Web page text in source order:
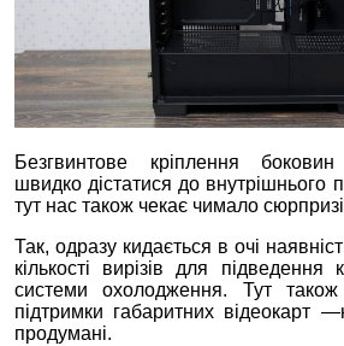
Безгвинтове кріплення
швидко дістатися до внутрішнього
тут нас також чекає чимало
Так, одразу кидається в очі
кількості вирізів для
системи охолодження. Тут
підтримки габаритних відеокарт
продумані.